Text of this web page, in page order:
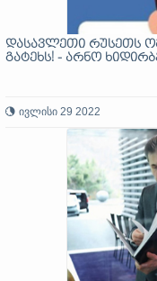
დასავლეთი რუსეთს
გატეხს! - არნო
ივლისი 29 2022